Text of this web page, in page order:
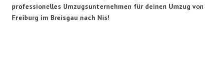
professionelles Umzugsunternehmen für deinen Umzug von
Freiburg im Breisgau nach Nis!